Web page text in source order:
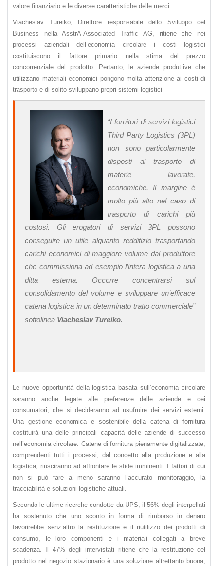
valore finanziario e le diverse caratteristiche delle merci.
Viacheslav Tureiko, Direttore responsabile dello Sviluppo del
Business nella AsstrA-Associated Traffic AG, ritiene che nei
processi aziendali dell’economia circolare i costi logistici
costituiscono il fattore primario nella stima del prezzo
concorrenziale del prodotto. Pertanto, le aziende produttive che
utilizzano materiali economici pongono molta attenzione ai costi di
trasporto e di solito sviluppano propri sistemi logistici.
“I fornitori di servizi logistici
Third Party Logistics (3PL)
non sono particolarmente
disposti al trasporto di
materie lavorate,
economiche. Il margine è
molto più alto nel caso di
trasporto di carichi più
costosi. Gli erogatori di servizi 3PL possono
conseguire un utile alquanto redditizio trasportando
carichi economici di maggiore volume dal produttore
che commissiona ad esempio l’intera logistica a una
ditta esterna. Occorre concentrarsi sul
consolidamento del volume e sviluppare un’efficace
catena logistica in un determinato tratto commerciale”
sottolinea Viacheslav Tureiko.
Le nuove opportunità della logistica basata sull’economia circolare
saranno anche legate alle preferenze delle aziende e dei
consumatori, che si decideranno ad usufruire dei servizi esterni.
Una gestione economica e sostenibile della catena di fornitura
costituirà una delle principali capacità delle aziende di successo
nell’economia circolare. Catene di fornitura pienamente digitalizzate,
comprendenti tutti i processi, dal concetto alla produzione e alla
logistica, riusciranno ad affrontare le sfide imminenti. I fattori di cui
non si può fare a meno saranno l’accurato monitoraggio, la
tracciabilità e soluzioni logistiche attuali.
Secondo le ultime ricerche condotte da UPS, il 56% degli interpellati
ha sostenuto che uno sconto in forma di rimborso in denaro
favorirebbe senz’altro la restituzione e il riutilizzo dei prodotti di
consumo, le loro componenti e i materiali collegati a breve
scadenza. Il 47% degli intervistati ritiene che la restituzione del
prodotto nel negozio stazionario è una soluzione altrettanto buona,